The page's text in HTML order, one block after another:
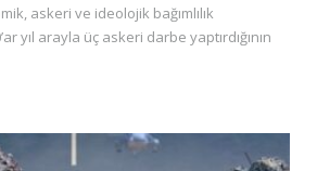
askeri ve ideolojik bağımlılık
yıl arayla üç askeri darbe yaptırdığının